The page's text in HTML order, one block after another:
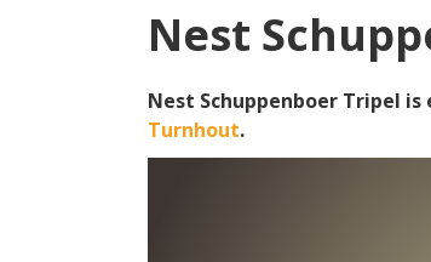
Nest
Nest Schuppenboer Tripel is
Turnhout.